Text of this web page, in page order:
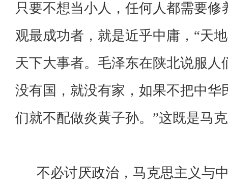
只要不想当小人，任何人都需要
观最成功者，就是近乎中庸，“天
天下大事者。毛泽东在陕北说服
没有国，就没有家，如果不把中
们就不配做炎黄子孙。”这既是马
不必讨厌政治，马克思主义与